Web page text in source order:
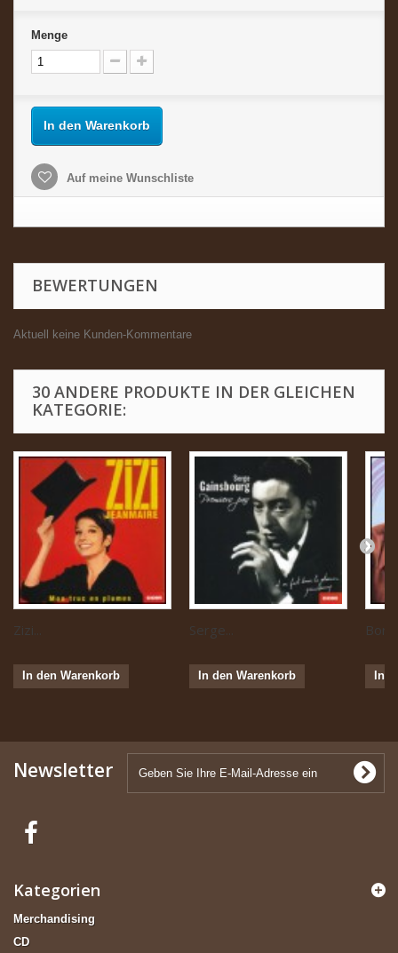
Menge
In den Warenkorb
Auf meine Wunschliste
BEWERTUNGEN
Aktuell keine Kunden-Kommentare
30 ANDERE PRODUKTE IN DER GLEICHEN
KATEGORIE:
Zizi...
In den Warenkorb
Serge...
In den Warenkorb In
Newsletter
Kategorien
Merchandising
CD